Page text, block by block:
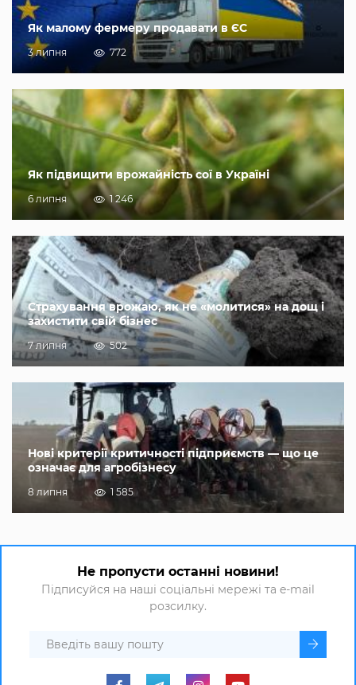
Як малому фермеру продавати в ЄС
3 липня 772
Як підвищити врожайність сої в Україні
6 липня 1 246
Страхування врожаю, як не «молитися» на дощ і
захистити свій бізнес
7 липня 502
Нові критерії критичності підприємств — що це
означає для агробізнесу
8 липня 1 585
Не пропусти останні новини!
Підписуйся на наші соціальні мережі та e-mail
розсилку.